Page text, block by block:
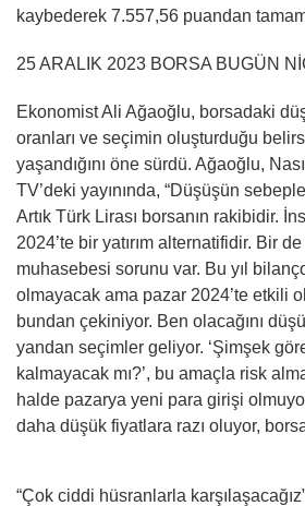
kaybederek 7.557,56 puandan
25 ARALIK 2023 BORSA BUGÜN
Ekonomist Ali Ağaoğlu, borsadaki
oranları ve seçimin oluşturduğu
yaşandığını öne sürdü. Ağaoğlu,
TV’deki yayınında, “Düşüşün
Artık Türk Lirası borsanın rakibidir.
2024’te bir yatırım alternatifidir. Bir
muhasebesi sorunu var. Bu yıl
olmayacak ama pazar 2024’te etkili
bundan çekiniyor. Ben olacağını
yandan seçimler geliyor. ‘Şimşek
kalmayacak mı?’, bu amaçla risk
halde pazarya yeni para girişi
daha düşük fiyatlara razı oluyor,
“Çok ciddi hüsranlarla